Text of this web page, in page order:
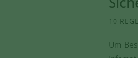
10
Um